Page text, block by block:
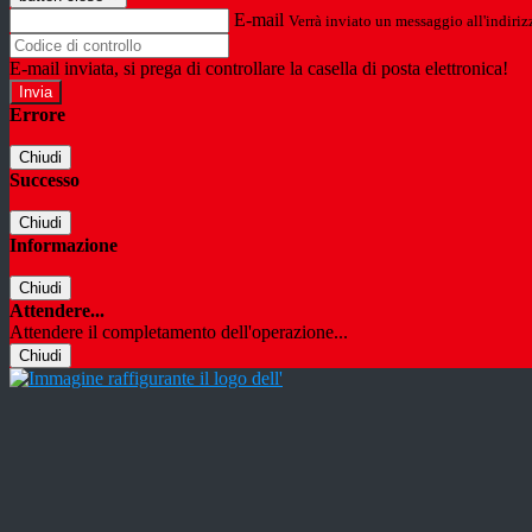
E-mail Verrà inviato un messaggio
E-mail inviata, si prega di controllare la casella di posta elettronica!
Errore
Chiudi
Successo
Chiudi
Informazione
Chiudi
Attendere...
Attendere il completamento dell'operazione...
Chiudi